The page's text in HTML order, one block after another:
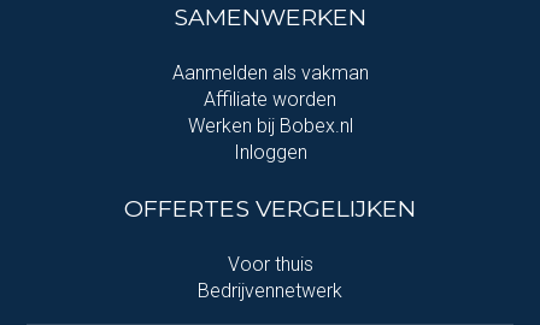
SAMENWERKEN
Aanmelden als vakman
Affiliate worden
Werken bij Bobex.nl
Inloggen
OFFERTES VERGELIJKEN
Voor thuis
Bedrijvennetwerk